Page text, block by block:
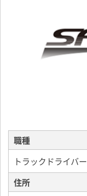
職種
トラックドライバー
住所